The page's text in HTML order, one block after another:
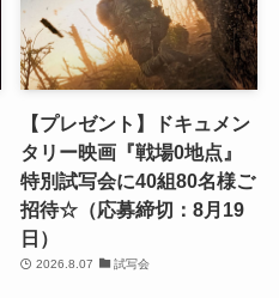
【プレゼント】ドキュメン
タリー映画『戦場0地点』
特別試写会に40組80名様ご
招待☆（応募締切：8月19
日）
2026.8.07 試写会